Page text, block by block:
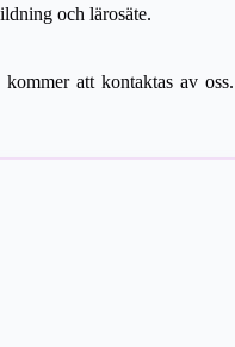
och lärosäte.
att kontaktas av oss.